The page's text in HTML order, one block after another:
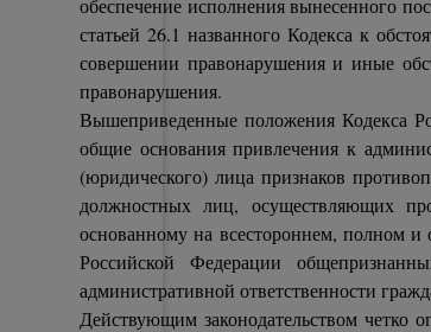
обеспечение исполнения вынесенного
статьей 26.1 названного Кодекса к
совершении правонарушения и иные
правонарушения.
Вышеприведенные положения Кодекса
общие основания привлечения к
(юридического) лица признаков
должностных лиц, осуществляющих
основанному на всестороннем, полном и
Российской Федерации
административной ответственности
Действующим законодательством четко